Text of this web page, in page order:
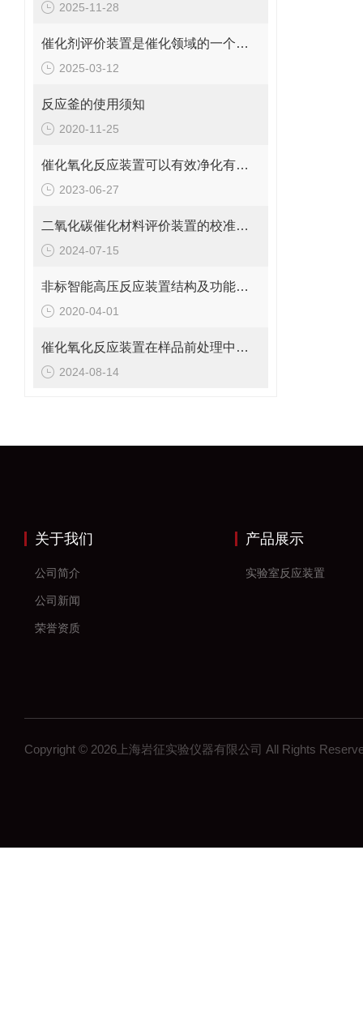
2025-11-28
催化剂评价装置是催化领域的一个重要工具
2025-03-12
反应釜的使用须知
2020-11-25
催化氧化反应装置可以有效净化有机废气，保护环境
2023-06-27
二氧化碳催化材料评价装置的校准与维护方法
2024-07-15
非标智能高压反应装置结构及功能概述
2020-04-01
催化氧化反应装置在样品前处理中的作用详述
2024-08-14
关于我们
公司简介
公司新闻
荣誉资质
产品展示
实验室反应装置
Copyright © 2026上海岩征实验仪器有限公司 All Rights